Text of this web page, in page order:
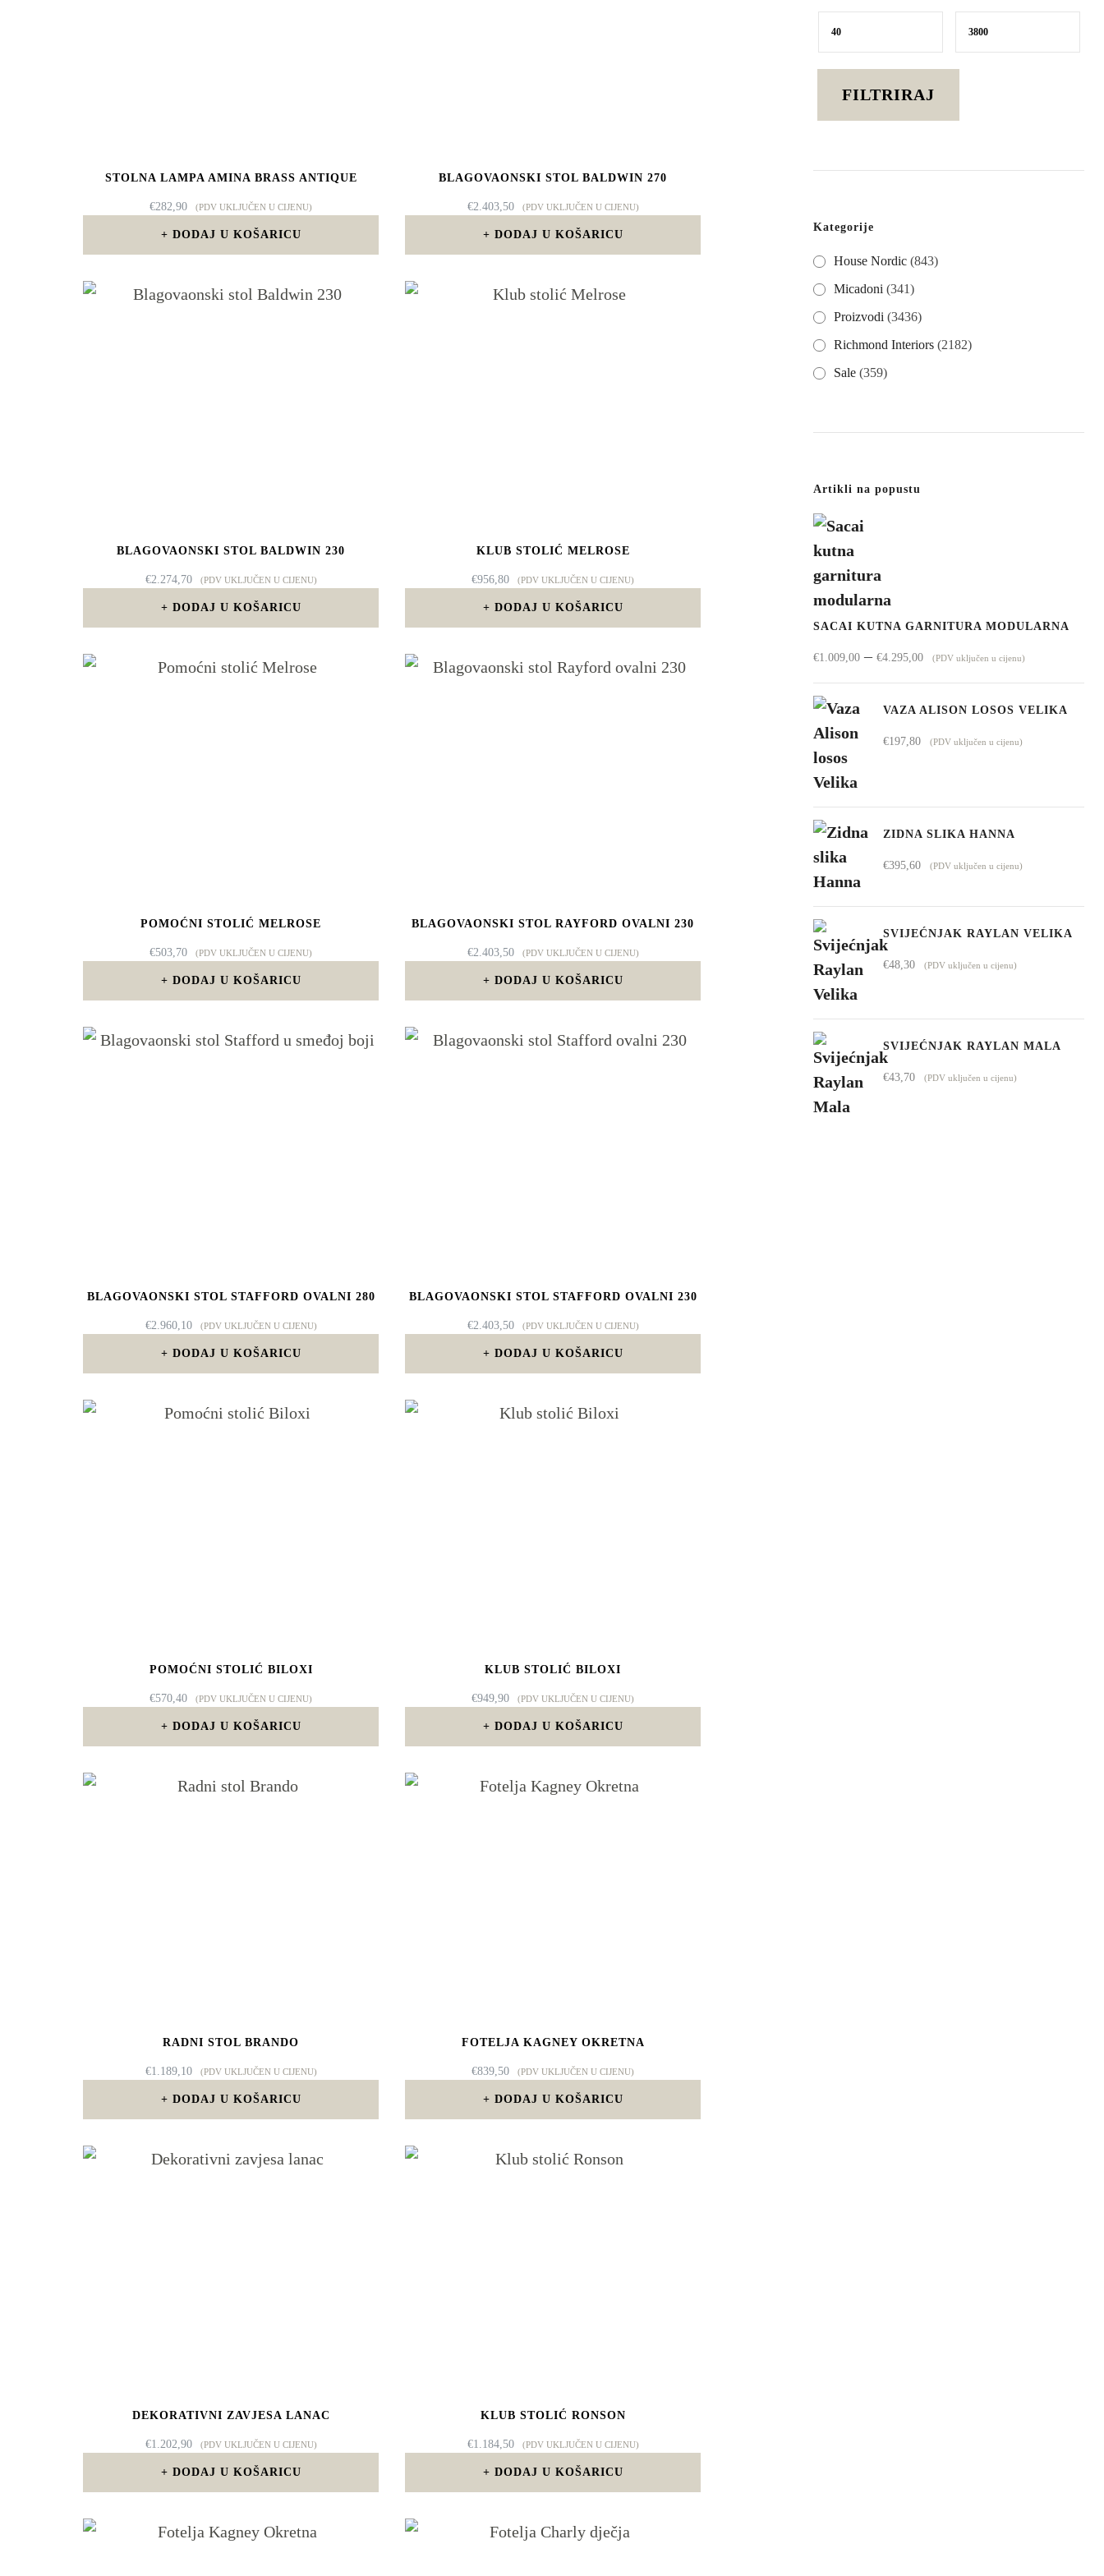
STOLNA LAMPA AMINA BRASS ANTIQUE
€282,90 (PDV UKLJUČEN U CIJENU)
DODAJ U KOŠARICU
BLAGOVAONSKI STOL BALDWIN 270
€2.403,50 (PDV UKLJUČEN U CIJENU)
DODAJ U KOŠARICU
BLAGOVAONSKI STOL BALDWIN 230
€2.274,70 (PDV UKLJUČEN U CIJENU)
DODAJ U KOŠARICU
KLUB STOLIĆ MELROSE
€956,80 (PDV UKLJUČEN U CIJENU)
DODAJ U KOŠARICU
POMOĆNI STOLIĆ MELROSE
€503,70 (PDV UKLJUČEN U CIJENU)
DODAJ U KOŠARICU
BLAGOVAONSKI STOL RAYFORD OVALNI 230
€2.403,50 (PDV UKLJUČEN U CIJENU)
DODAJ U KOŠARICU
BLAGOVAONSKI STOL STAFFORD OVALNI 280
€2.960,10 (PDV UKLJUČEN U CIJENU)
DODAJ U KOŠARICU
BLAGOVAONSKI STOL STAFFORD OVALNI 230
€2.403,50 (PDV UKLJUČEN U CIJENU)
DODAJ U KOŠARICU
POMOĆNI STOLIĆ BILOXI
€570,40 (PDV UKLJUČEN U CIJENU)
DODAJ U KOŠARICU
KLUB STOLIĆ BILOXI
€949,90 (PDV UKLJUČEN U CIJENU)
DODAJ U KOŠARICU
RADNI STOL BRANDO
€1.189,10 (PDV UKLJUČEN U CIJENU)
DODAJ U KOŠARICU
FOTELJA KAGNEY OKRETNA
€839,50 (PDV UKLJUČEN U CIJENU)
DODAJ U KOŠARICU
DEKORATIVNI ZAVJESA LANAC
€1.202,90 (PDV UKLJUČEN U CIJENU)
DODAJ U KOŠARICU
KLUB STOLIĆ RONSON
€1.184,50 (PDV UKLJUČEN U CIJENU)
DODAJ U KOŠARICU
Min Maks
FILTRIRAJ
Kategorije
House Nordic (843)
Micadoni (341)
Proizvodi (3436)
Richmond Interiors (2182)
Sale (359)
Artikli na popustu
SACAI KUTNA GARNITURA MODULARNA
€1.009,00 – €4.295,00Raspon
cijena:
od
(PDV uključen u cijenu)
VAZA ALISON LOSOS VELIKA
€197,80 (PDV uključen u cijenu)
ZIDNA SLIKA HANNA
€395,60 (PDV uključen u cijenu)
SVIJEĆNJAK RAYLAN VELIKA
€48,30 (PDV uključen u cijenu)
SVIJEĆNJAK RAYLAN MALA
€43,70 (PDV uključen u cijenu)